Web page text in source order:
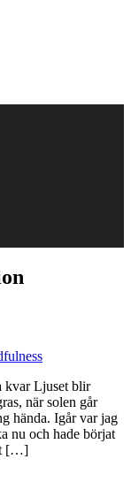
kvar Ljuset blir
när solen går
hända. Igår var jag
nu och hade börjat
[…]